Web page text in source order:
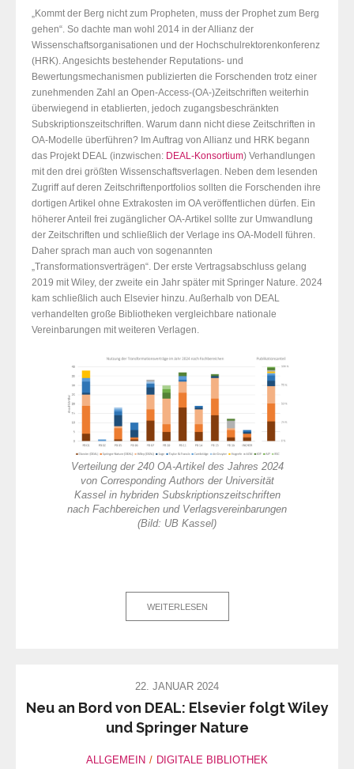
„Kommt der Berg nicht zum Propheten, muss der Prophet zum Berg
gehen“. So dachte man wohl 2014 in der Allianz der
Wissenschaftsorganisationen und der Hochschulrektorenkonferenz
(HRK). Angesichts bestehender Reputations- und
Bewertungsmechanismen publizierten die Forschenden trotz einer
zunehmenden Zahl an Open-Access-(OA-)Zeitschriften weiterhin
überwiegend in etablierten, jedoch zugangsbeschränkten
Subskriptionszeitschriften. Warum dann nicht diese Zeitschriften in
OA-Modelle überführen? Im Auftrag von Allianz und HRK begann
das Projekt DEAL (inzwischen: DEAL-Konsortium) Verhandlungen
mit den drei größten Wissenschaftsverlagen. Neben dem lesenden
Zugriff auf deren Zeitschriftenportfolios sollten die Forschenden ihre
dortigen Artikel ohne Extrakosten im OA veröffentlichen dürfen. Ein
höherer Anteil frei zugänglicher OA-Artikel sollte zur Umwandlung
der Zeitschriften und schließlich der Verlage ins OA-Modell führen.
Daher sprach man auch von sogenannten
„Transformationsverträgen“. Der erste Vertragsabschluss gelang
2019 mit Wiley, der zweite ein Jahr später mit Springer Nature. 2024
kam schließlich auch Elsevier hinzu. Außerhalb von DEAL
verhandelten große Bibliotheken vergleichbare nationale
Vereinbarungen mit weiteren Verlagen.
Verteilung der 240 OA-Artikel des Jahres 2024
von Corresponding Authors der Universität
Kassel in hybriden Subskriptionszeitschriften
nach Fachbereichen und Verlagsvereinbarungen
(Bild: UB Kassel)
WEITERLESEN
22. JANUAR 2024
Neu an Bord von DEAL: Elsevier folgt Wiley
und Springer Nature
ALLGEMEIN
DIGITALE BIBLIOTHEK